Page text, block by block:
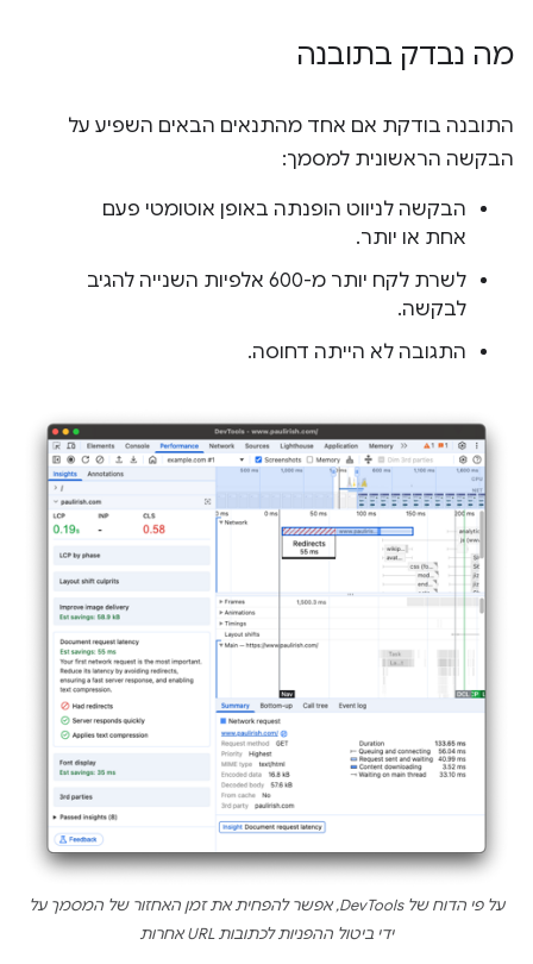
מה נבדק בתובנה
התובנה בודקת אם אחד מהתנאים הבאים השפיע על
הבקשה הראשונית למסמך:
הבקשה לניווט הופנתה באופן אוטומטי פעם
אחת או יותר.
לשרת לקח יותר מ-600 אלפיות השנייה להגיב
לבקשה.
התגובה לא הייתה דחוסה.
על פי הדוח של DevTools, אפשר להפחית את זמן האחזור של המסמך על
ידי ביטול ההפניות לכתובות URL אחרות